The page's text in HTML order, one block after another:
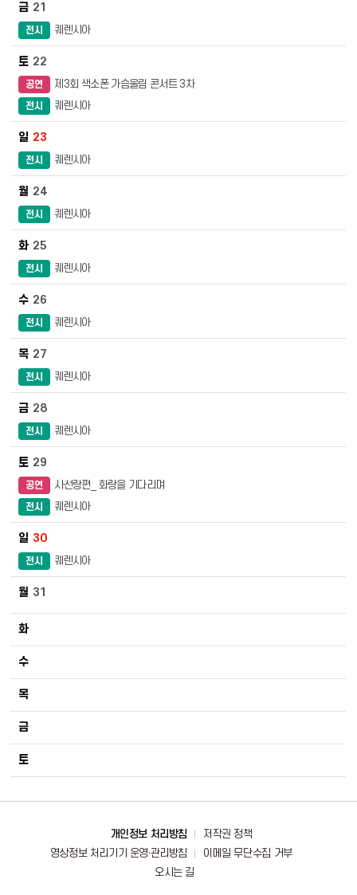
21
전시 퀘렌시아
22
공연 제3회 색소폰 가슴울림 콘서트 3차
전시 퀘렌시아
23
전시 퀘렌시아
24
전시 퀘렌시아
25
전시 퀘렌시아
26
전시 퀘렌시아
27
전시 퀘렌시아
28
전시 퀘렌시아
29
공연 사선랑편_ 화랑을 기다리며
전시 퀘렌시아
30
전시 퀘렌시아
31
개인정보 처리방침
저작권 정책
영상정보 처리기기 운영·관리방침
이메일 무단수집 거부
오시는 길